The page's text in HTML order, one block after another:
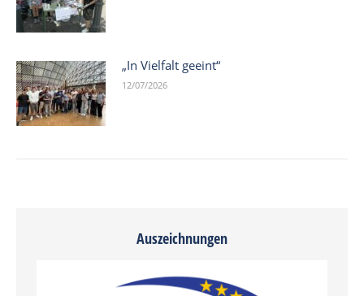
„In Vielfalt geeint“
12/07/2026
Auszeichnungen